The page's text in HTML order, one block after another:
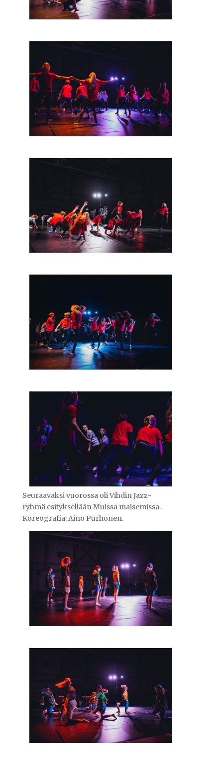
Seuraavaksi vuorossa oli Vihdin Jazz-
ryhmä esityksellään Muissa maisemissa.
Koreografia: Aino Purhonen.